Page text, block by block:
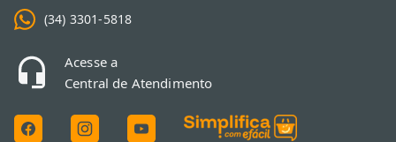
(34) 3301-5818
Acesse a
Central de Atendimento